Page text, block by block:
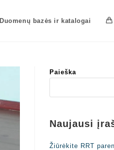
Duomenų bazės ir katalogai
Paieška
Naujausi
Žiūrėkite RRT